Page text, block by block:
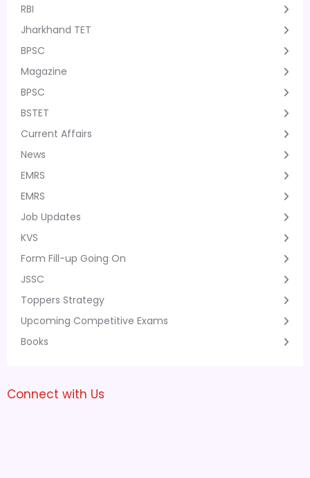
RBI
Jharkhand TET
BPSC
Magazine
BPSC
BSTET
Current Affairs
News
EMRS
EMRS
Job Updates
KVS
Form Fill-up Going On
JSSC
Toppers Strategy
Upcoming Competitive Exams
Books
Connect with Us